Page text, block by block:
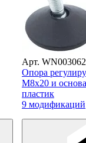
Арт.
Опора
М8х20 и
пластик
9 модификаций